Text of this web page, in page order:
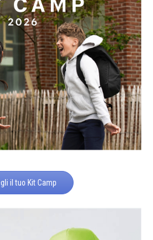
il tuo Kit Camp